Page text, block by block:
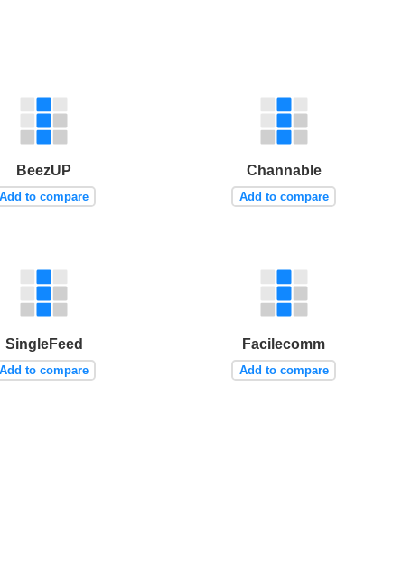
BeezUP
Add to compare
Channable
Add to compare
SingleFeed
Add to compare
Facilecomm
Add to compare